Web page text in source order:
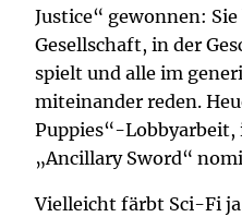
Justice“ gewonnen:
Gesellschaft, in der
spielt und alle im
miteinander reden.
Puppies“-
„Ancillary Sword“
Vielleicht färbt Sci-Fi